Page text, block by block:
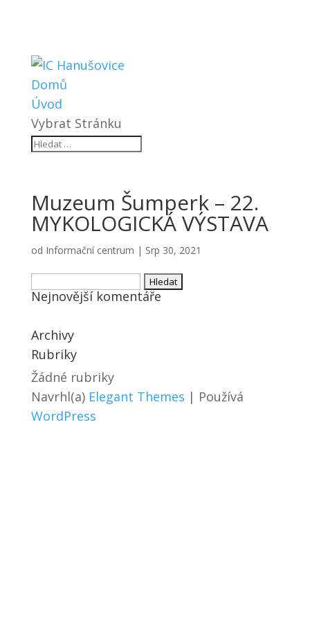
Domů
Úvod
Vybrat Stránku
Muzeum Šumperk – 22.
MYKOLOGICKÁ VÝSTAVA
od Informační centrum | Srp 30, 2021
Vyhledávání
Nejnovější komentáře
Archivy
Rubriky
Žádné rubriky
Navrhl(a) Elegant Themes | Používá
WordPress